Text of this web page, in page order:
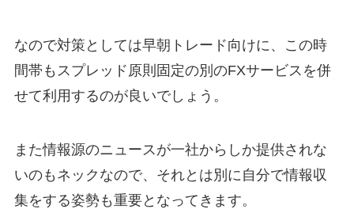
なので対策としては早朝トレード向けに、この時
間帯もスプレッド原則固定の別のFXサービスを併
せて利用するのが良いでしょう。
また情報源のニュースが一社からしか提供されな
いのもネックなので、それとは別に自分で情報収
集をする姿勢も重要となってきます。